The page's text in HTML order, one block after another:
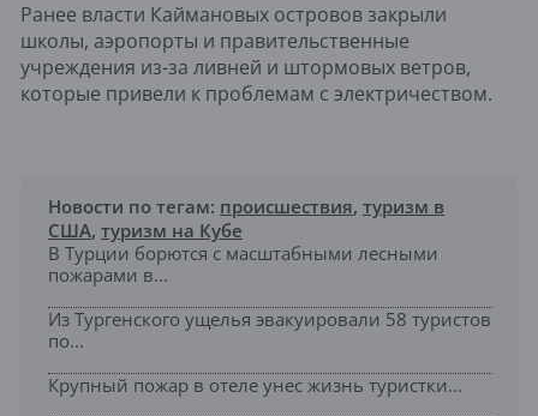
Ранее власти Каймановых островов закрыли
школы, аэропорты и правительственные
учреждения из-за ливней и штормовых ветров,
которые привели к проблемам с электричеством.
Новости по тегам: происшествия, туризм в
США, туризм на Кубе
В Турции борются с масштабными лесными
пожарами в...
Из Тургенского ущелья эвакуировали 58 туристов
по...
Крупный пожар в отеле унес жизнь туристки...